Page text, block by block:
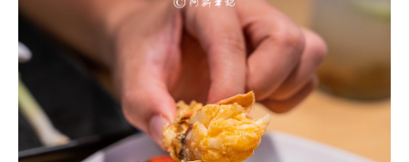
咖哩讓螃蟹的甜味更加明顯，是一種越吃越